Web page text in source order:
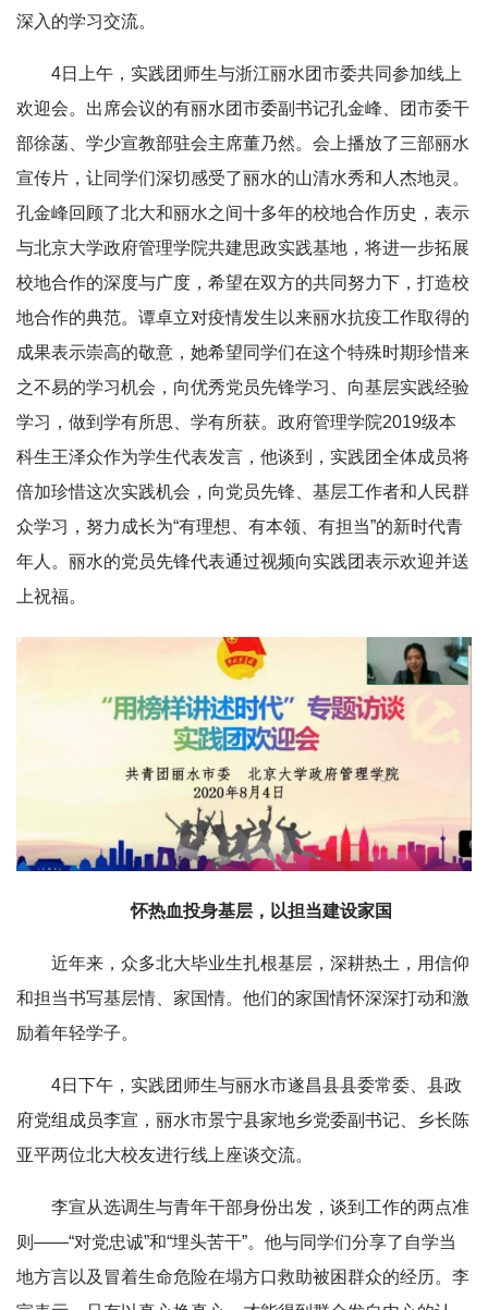
深入的学习交流。
4日上午，实践团师生与浙江丽水团市委共同参加线上
欢迎会。出席会议的有丽水团市委副书记孔金峰、团市委干
部徐菡、学少宣教部驻会主席董乃然。会上播放了三部丽水
宣传片，让同学们深切感受了丽水的山清水秀和人杰地灵。
孔金峰回顾了北大和丽水之间十多年的校地合作历史，表示
与北京大学政府管理学院共建思政实践基地，将进一步拓展
校地合作的深度与广度，希望在双方的共同努力下，打造校
地合作的典范。谭卓立对疫情发生以来丽水抗疫工作取得的
成果表示崇高的敬意，她希望同学们在这个特殊时期珍惜来
之不易的学习机会，向优秀党员先锋学习、向基层实践经验
学习，做到学有所思、学有所获。政府管理学院2019级本
科生王泽众作为学生代表发言，他谈到，实践团全体成员将
倍加珍惜这次实践机会，向党员先锋、基层工作者和人民群
众学习，努力成长为“有理想、有本领、有担当”的新时代青
年人。丽水的党员先锋代表通过视频向实践团表示欢迎并送
上祝福。
怀热血投身基层，以担当建设家国
近年来，众多北大毕业生扎根基层，深耕热土，用信仰
和担当书写基层情、家国情。他们的家国情怀深深打动和激
励着年轻学子。
4日下午，实践团师生与丽水市遂昌县县委常委、县政
府党组成员李宣，丽水市景宁县家地乡党委副书记、乡长陈
亚平两位北大校友进行线上座谈交流。
李宣从选调生与青年干部身份出发，谈到工作的两点准
则——“对党忠诚”和“埋头苦干”。他与同学们分享了自学当
地方言以及冒着生命危险在塌方口救助被困群众的经历。李